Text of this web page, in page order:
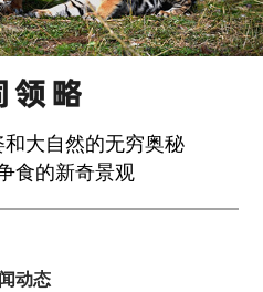
大自然的无穷奥秘
食的新奇景观
动态